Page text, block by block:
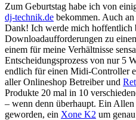
Zum Geburtstag habe ich von
dj-technik.de bekommen. Auch
Dank! Ich werde mich hoffentlich
Downloadaufforderungen zu
einem für meine Verhältnisse
Entscheidungsprozess von nur 5
endlich für einen Midi-Controller
aller Onlineshop Betreiber und
Produkte 20 mal in 10
– wenn denn überhaupt. Ein
geworden, ein Xone K2 um